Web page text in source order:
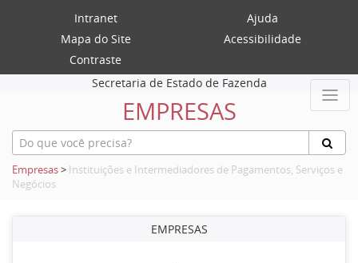
Intranet
Ajuda
Mapa do Site
Acessibilidade
Contraste
Secretaria de Estado de Fazenda
EMPRESAS
Empresas> Instituições e Intermediadores de Pagamentos, Serviços e
Negócios
EMPRESAS